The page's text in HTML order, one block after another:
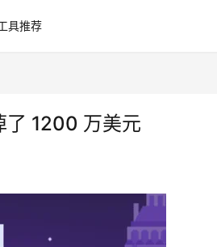
具推荐
了 1200 万美元